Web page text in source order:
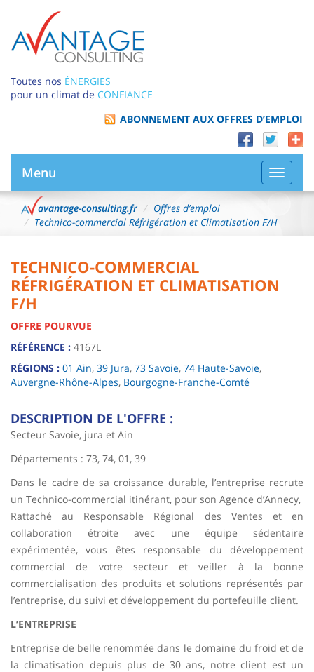
Toutes nos ÉNERGIES
pour un climat de CONFIANCE
ABONNEMENT AUX OFFRES D’EMPLOI
la
Menu
avantage-consulting.fr
Offres d’emploi
Technico-commercial Réfrigération et Climatisation F/H
TECHNICO-COMMERCIAL
RÉFRIGÉRATION ET CLIMATISATION
F/H
OFFRE POURVUE
RÉFÉRENCE : 4167L
RÉGIONS : 01 Ain, 39 Jura, 73 Savoie, 74 Haute-Savoie,
Auvergne-Rhône-Alpes, Bourgogne-Franche-Comté
DESCRIPTION DE L'OFFRE :
Secteur Savoie, jura et Ain
Départements : 73, 74, 01, 39
Dans le cadre de sa croissance durable, l’entreprise recrute
un Technico-commercial itinérant, pour son Agence d’Annecy,
Rattaché au Responsable Régional des Ventes et en
collaboration étroite avec une équipe sédentaire
expérimentée, vous êtes responsable du développement
commercial de votre secteur et veiller à la bonne
commercialisation des produits et solutions représentés par
l’entreprise, du suivi et développement du portefeuille client.
L’ENTREPRISE
Entreprise de belle renommée dans le domaine du froid et de
la climatisation depuis plus de 30 ans, notre client est un